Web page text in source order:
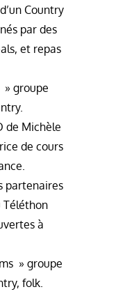
Country
par des
et repas
» groupe
de Michèle
de cours
partenaires
Téléthon
à
» groupe
folk.